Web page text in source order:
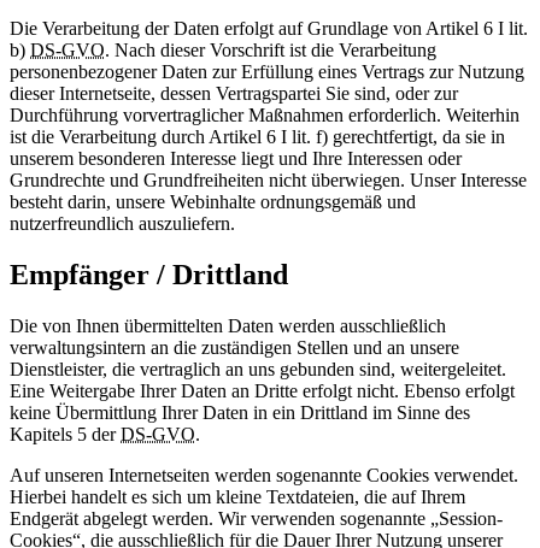
Die Verarbeitung der Daten erfolgt auf Grundlage von Artikel 6 I lit.
b) DS-GVO. Nach dieser Vorschrift ist die Verarbeitung
personenbezogener Daten zur Erfüllung eines Vertrags zur Nutzung
dieser Internetseite, dessen Vertragspartei Sie sind, oder zur
Durchführung vorvertraglicher Maßnahmen erforderlich. Weiterhin
ist die Verarbeitung durch Artikel 6 I lit. f) gerechtfertigt, da sie in
unserem besonderen Interesse liegt und Ihre Interessen oder
Grundrechte und Grundfreiheiten nicht überwiegen. Unser Interesse
besteht darin, unsere Webinhalte ordnungsgemäß und
nutzerfreundlich auszuliefern.
Empfänger / Drittland
Die von Ihnen übermittelten Daten werden ausschließlich
verwaltungsintern an die zuständigen Stellen und an unsere
Dienstleister, die vertraglich an uns gebunden sind, weitergeleitet.
Eine Weitergabe Ihrer Daten an Dritte erfolgt nicht. Ebenso erfolgt
keine Übermittlung Ihrer Daten in ein Drittland im Sinne des
Kapitels 5 derDS-GVO.
Auf unseren Internetseiten werden sogenannte Cookies verwendet.
Hierbei handelt es sich um kleine Textdateien, die auf Ihrem
Endgerät abgelegt werden. Wir verwenden sogenannte „Session-
Cookies“, die ausschließlich für die Dauer Ihrer Nutzung unserer